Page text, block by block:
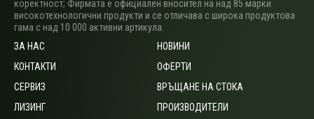
коректност; Фирмата е официален вносител на над 85 марки
високотехнологични продукти и се отличава с широка продуктова
гама с над 10 000 активни артикула.
ЗА НАС
КОНТАКТИ
СЕРВИЗ
ЛИЗИНГ
НОВИНИ
ОФЕРТИ
ВРЪЩАНЕ НА СТОКА
ПРОИЗВОДИТЕЛИ